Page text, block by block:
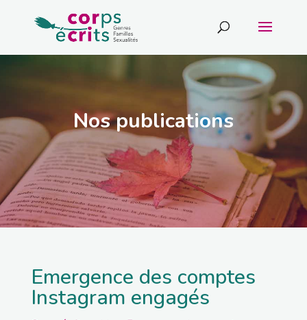
Nos publications
Emergence des comptes
Instagram engagés